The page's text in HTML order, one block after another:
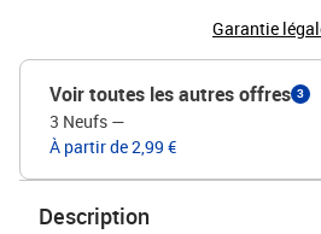
Garantie
Voir toutes les autres offres 3
3 Neufs —
À partir de 2,99 €
Description